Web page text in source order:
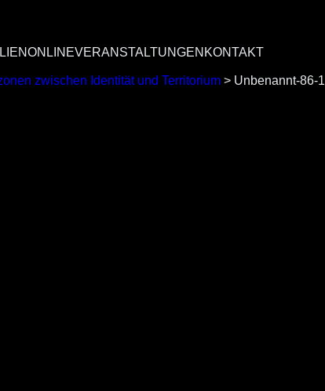
ONLINEVERANSTALTUNGEN KONTAKT
zwischen Identität und Territorium > Unbenannt-86-1